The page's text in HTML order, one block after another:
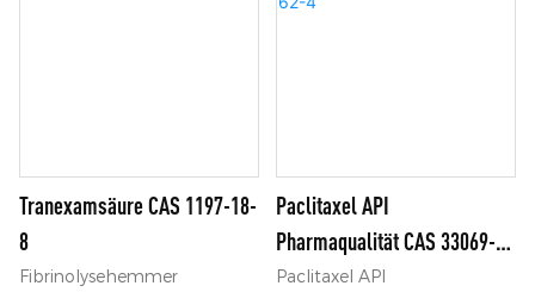
Tranexamsäure CAS 1197-18-
8
Fibrinolysehemmer
Paclitaxel API
Pharmaqualität CAS 33069-
62-4
Paclitaxel API